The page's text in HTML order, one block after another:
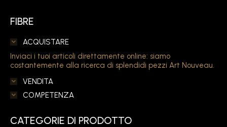
FIBRE
ACQUISTARE
Inviaci i tuoi articoli direttamente online: siamo
costantemente alla ricerca di splendidi pezzi Art Nouveau.
VENDITA
COMPETENZA
CATEGORIE DI PRODOTTO